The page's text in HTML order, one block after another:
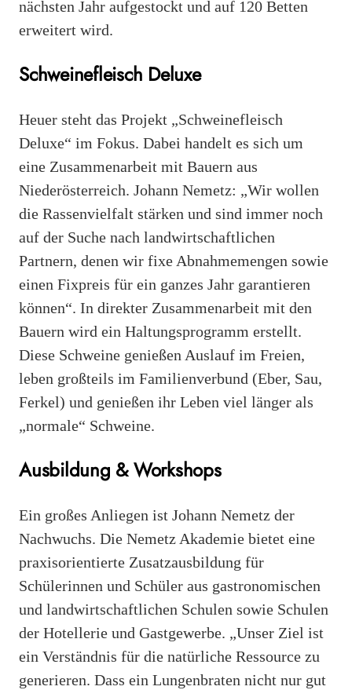
nächsten Jahr aufgestockt und auf 120 Betten
erweitert wird.
Schweinefleisch Deluxe
Heuer steht das Projekt „Schweinefleisch
Deluxe“ im Fokus. Dabei handelt es sich um
eine Zusammenarbeit mit Bauern aus
Niederösterreich. Johann Nemetz: „Wir wollen
die Rassenvielfalt stärken und sind immer noch
auf der Suche nach landwirtschaftlichen
Partnern, denen wir fixe Abnahmemengen sowie
einen Fixpreis für ein ganzes Jahr garantieren
können“. In direkter Zusammenarbeit mit den
Bauern wird ein Haltungsprogramm erstellt.
Diese Schweine genießen Auslauf im Freien,
leben großteils im Familienverbund (Eber, Sau,
Ferkel) und genießen ihr Leben viel länger als
„normale“ Schweine.
Ausbildung & Workshops
Ein großes Anliegen ist Johann Nemetz der
Nachwuchs. Die Nemetz Akademie bietet eine
praxisorientierte Zusatzausbildung für
Schülerinnen und Schüler aus gastronomischen
und landwirtschaftlichen Schulen sowie Schulen
der Hotellerie und Gastgewerbe. „Unser Ziel ist
ein Verständnis für die natürliche Ressource zu
generieren. Dass ein Lungenbraten nicht nur gut